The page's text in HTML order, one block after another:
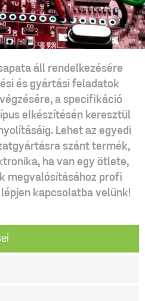
áll rendelkezésére
és gyártási feladatok
a specifikáció
elkészítésén keresztül
Lehet az egyedi
szánt termék,
ha van egy ötlete,
megvalósításához profi
kapcsolatba velünk!